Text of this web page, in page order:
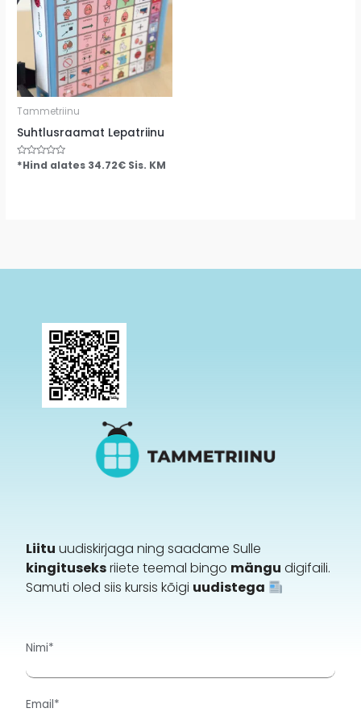
Tammetriinu
Suhtlusraamat Lepatriinu
Hinnanguga
*Hind alates 34.72€ Sis. KM
Liitu uudiskirjaga ning saadame Sulle
kingituseksriiete teemal bingo mängu digifaili.
Samuti oled siis kursis kõigi uudistega
Nimi*
Email*